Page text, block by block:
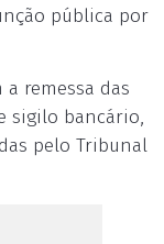
pública por
remessa das
sigilo bancário,
pelo Tribunal